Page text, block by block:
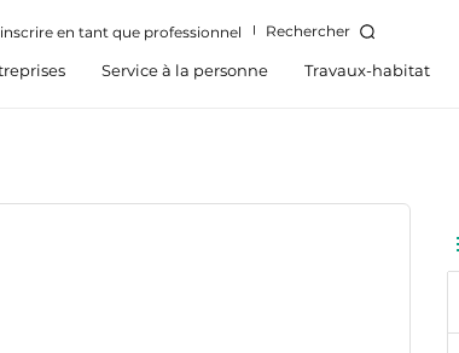
en tant que professionnel Rechercher
Service à la personne Travaux-habitat